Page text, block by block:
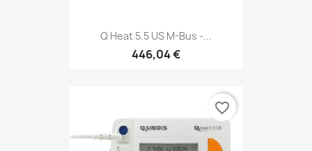
Q Heat 5.5 US M-Bus -...
446,04 €
favorite_border